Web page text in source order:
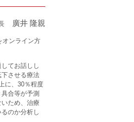
廣井 隆親
オンライン方
てお話しし
させる療法
に、30％程度
合等が予測
ため、治療
のか分析し